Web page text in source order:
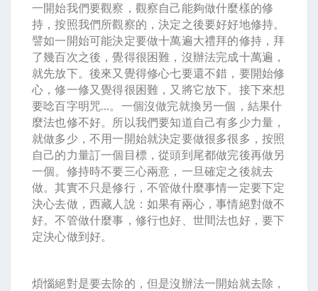
一開始我們要觀察，觀察自己能夠做什麼樣的修
持，按照我們所觀察的，決定之後要好好地修持。
譬如一開始可能決定要做十萬遍大禮拜的修持，拜
了幾百次之後，覺得很困難，沒辦法完成十萬遍，
就先放下。後來又覺得修心七要還不錯，要開始修
心，修一修又覺得很困難，又將它放下。接下來想
要唸百字明咒…。一個沒做完就換另一個，結果什
麼法也修不好。所以我們要知道自己有多少力量，
就做多少，不用一開始就決定要做很多很多，按照
自己的力量訂一個目標，從頭到尾都做完後再做另
一個。修持時不要三心兩意，一旦確定之後就去
做。其實不只是修行，不管做什麼事情一定要下定
決心去做，西藏人說：如果有兩心，事情絕對做不
好。不管做什麼事，修行也好、世間法也好，要下
定決心做到好。
煩惱絕對是要去除的，但是沒辦法一開始就去除，